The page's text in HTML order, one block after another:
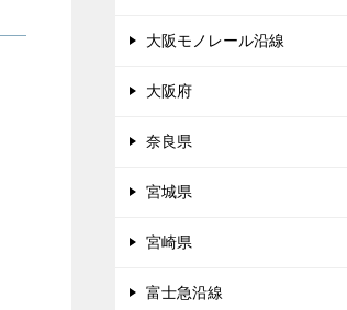
大阪モノレール沿線
大阪府
奈良県
宮城県
宮崎県
富士急沿線